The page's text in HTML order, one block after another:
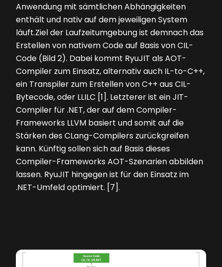
Anwendung mit sämtlichen Abhängigkeiten
enthält und nativ auf dem jeweiligen System
läuft.Ziel der Laufzeitumgebung ist demnach das
Erstellen von nativem Code auf Basis von CIL-
Code (Bild 2). Dabei kommt RyuJIT als AOT-
Compiler zum Einsatz, alternativ auch IL-to-C++,
ein Transpiler zum Erstellen von C++ aus CIL-
Bytecode, oder LLILC [1]. Letzterer ist ein JIT-
Compiler für .NET, der auf dem Compiler-
Frameworks LLVM basiert und somit auf die
Stärken des CLang-Compilers zurückgreifen
kann. Künftig sollen sich auf Basis dieses
Compiler-Frameworks AOT-Szenarien abbilden
lassen. RyuJIT hingegen ist für den Einsatz im
.NET-Umfeld optimiert. [7].